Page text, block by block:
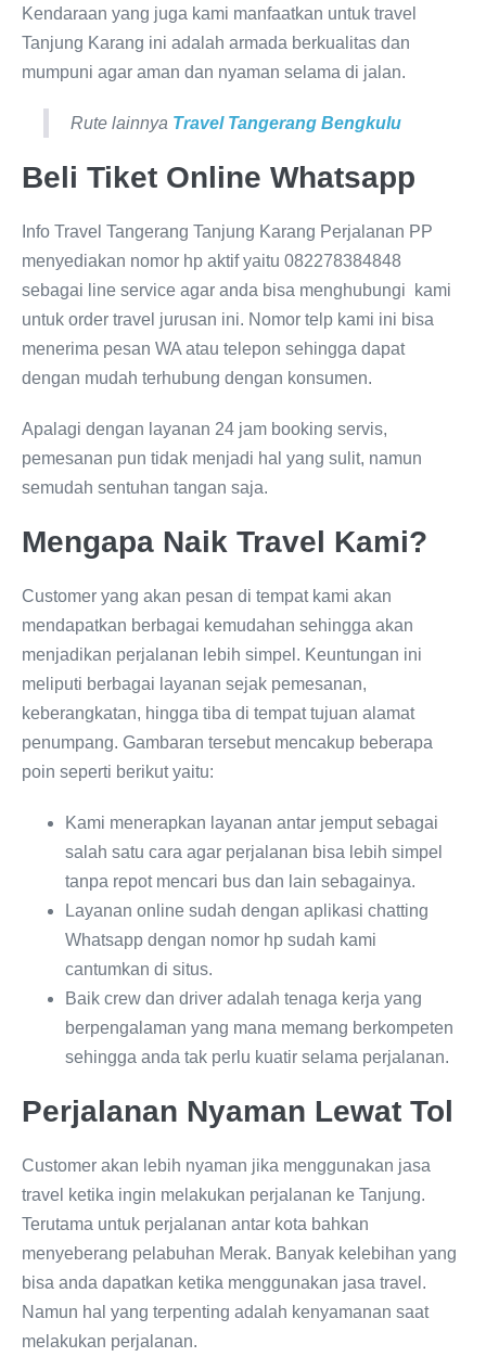
Kendaraan yang juga kami manfaatkan untuk travel
Tanjung Karang ini adalah armada berkualitas dan
mumpuni agar aman dan nyaman selama di jalan.
Rute lainnya Travel Tangerang Bengkulu
Beli Tiket Online Whatsapp
Info Travel Tangerang Tanjung Karang Perjalanan PP
menyediakan nomor hp aktif yaitu 082278384848
sebagai line service agar anda bisa menghubungi kami
untuk order travel jurusan ini. Nomor telp kami ini bisa
menerima pesan WA atau telepon sehingga dapat
dengan mudah terhubung dengan konsumen.
Apalagi dengan layanan 24 jam booking servis,
pemesanan pun tidak menjadi hal yang sulit, namun
semudah sentuhan tangan saja.
Mengapa Naik Travel Kami?
Customer yang akan pesan di tempat kami akan
mendapatkan berbagai kemudahan sehingga akan
menjadikan perjalanan lebih simpel. Keuntungan ini
meliputi berbagai layanan sejak pemesanan,
keberangkatan, hingga tiba di tempat tujuan alamat
penumpang. Gambaran tersebut mencakup beberapa
poin seperti berikut yaitu:
Kami menerapkan layanan antar jemput sebagai
salah satu cara agar perjalanan bisa lebih simpel
tanpa repot mencari bus dan lain sebagainya.
Layanan online sudah dengan aplikasi chatting
Whatsapp dengan nomor hp sudah kami
cantumkan di situs.
Baik crew dan driver adalah tenaga kerja yang
berpengalaman yang mana memang berkompeten
sehingga anda tak perlu kuatir selama perjalanan.
Perjalanan Nyaman Lewat Tol
Customer akan lebih nyaman jika menggunakan jasa
travel ketika ingin melakukan perjalanan ke Tanjung.
Terutama untuk perjalanan antar kota bahkan
menyeberang pelabuhan Merak. Banyak kelebihan yang
bisa anda dapatkan ketika menggunakan jasa travel.
Namun hal yang terpenting adalah kenyamanan saat
melakukan perjalanan.